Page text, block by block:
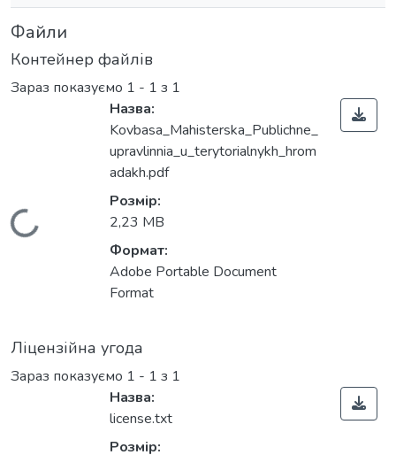
Файли
Контейнер файлів
Зараз показуємо 1 - 1 з 1
Вантажиться...
Назва:
Kovbasa_Mahisterska_Publichne_
upravlinnia_u_terytorialnykh_hrom
adakh.pdf
Розмір:
2,23 MB
Формат:
Adobe Portable Document
Format
Ліцензійна угода
Зараз показуємо 1 - 1 з 1
Назва:
license.txt
Розмір: